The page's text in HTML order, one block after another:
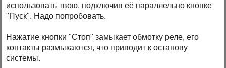
использовать твою, подключив её параллельно кнопке
"Пуск". Надо попробовать.
Нажатие кнопки "Стоп" замыкает обмотку реле, его
контакты размыкаются, что приводит к останову
системы.